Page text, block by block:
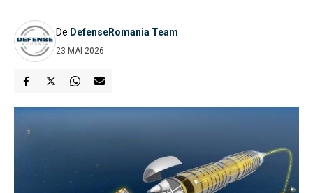
De DefenseRomania Team
23 MAI 2026